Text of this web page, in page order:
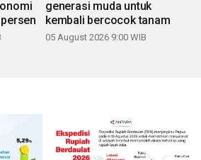
generasi muda untuk
kembali bercocok tanam
05 August 2026 9:00 WIB